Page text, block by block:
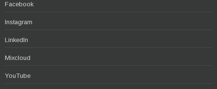
Facebook
Instagram
LinkedIn
Mixcloud
YouTube